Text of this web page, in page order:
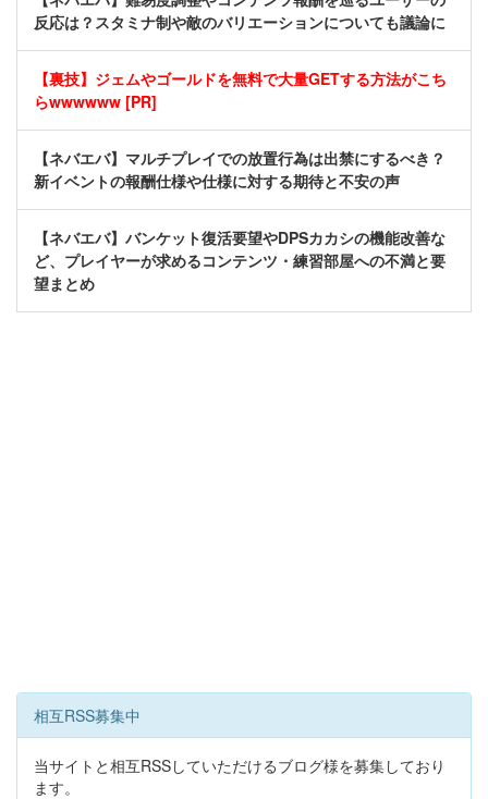
反応は？スタミナ制や敵のバリエーションについても議論に
【裏技】ジェムやゴールドを無料で大量GETする方法がこち
らwwwwww [PR]
【ネバエバ】マルチプレイでの放置行為は出禁にするべき？
新イベントの報酬仕様や仕様に対する期待と不安の声
【ネバエバ】バンケット復活要望やDPSカカシの機能改善な
ど、プレイヤーが求めるコンテンツ・練習部屋への不満と要
望まとめ
相互RSS募集中
当サイトと相互RSSしていただけるブログ様を募集しており
ます。